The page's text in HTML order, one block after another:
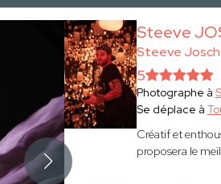
Steeve
Steeve
5
Photographe à
Se déplace à
Créatif et
proposera le